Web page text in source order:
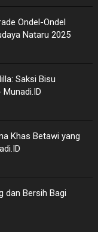
Ondel-Ondel
Nataru 2025
Saksi Bisu
Khas Betawi yang
dan Bersih Bagi